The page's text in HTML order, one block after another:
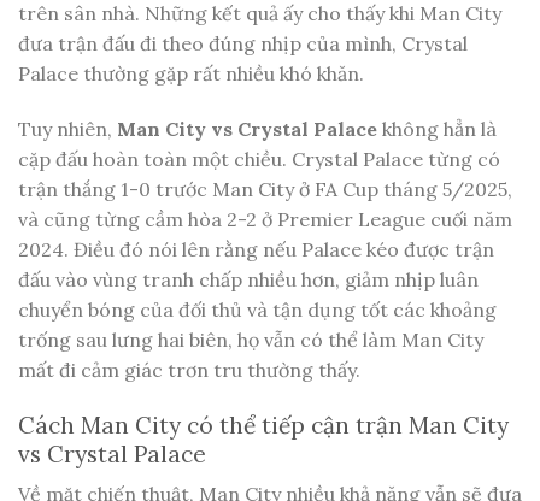
trên sân nhà. Những kết quả ấy cho thấy khi Man City
đưa trận đấu đi theo đúng nhịp của mình, Crystal
Palace thường gặp rất nhiều khó khăn.
Tuy nhiên, Man City vs Crystal Palace không hẳn là
cặp đấu hoàn toàn một chiều. Crystal Palace từng có
trận thắng 1-0 trước Man City ở FA Cup tháng 5/2025,
và cũng từng cầm hòa 2-2 ở Premier League cuối năm
2024. Điều đó nói lên rằng nếu Palace kéo được trận
đấu vào vùng tranh chấp nhiều hơn, giảm nhịp luân
chuyển bóng của đối thủ và tận dụng tốt các khoảng
trống sau lưng hai biên, họ vẫn có thể làm Man City
mất đi cảm giác trơn tru thường thấy.
Cách Man City có thể tiếp cận trận Man City
vs Crystal Palace
Về mặt chiến thuật, Man City nhiều khả năng vẫn sẽ đưa